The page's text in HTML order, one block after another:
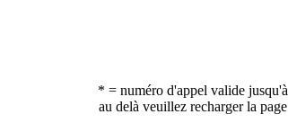
* = numéro d'appel valide jusqu'à
au delà veuillez recharger la page